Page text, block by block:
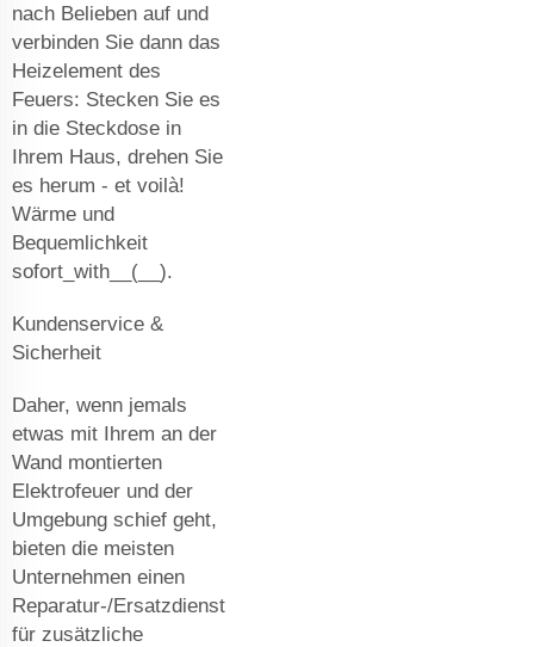
nach Belieben auf und
verbinden Sie dann das
Heizelement des
Feuers: Stecken Sie es
in die Steckdose in
Ihrem Haus, drehen Sie
es herum - et voilà!
Wärme und
Bequemlichkeit
sofort_with__(__).
Kundenservice &
Sicherheit
Daher, wenn jemals
etwas mit Ihrem an der
Wand montierten
Elektrofeuer und der
Umgebung schief geht,
bieten die meisten
Unternehmen einen
Reparatur-/Ersatzdienst
für zusätzliche